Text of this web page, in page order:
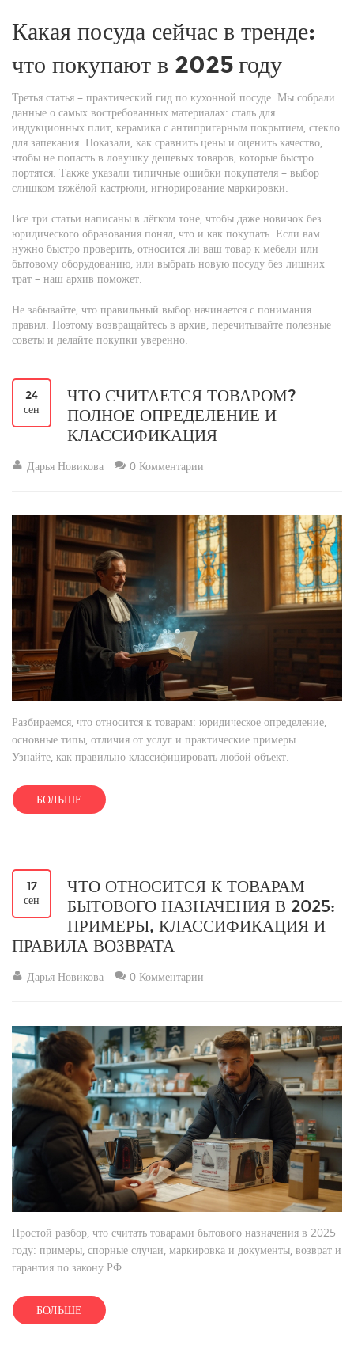
Какая посуда сейчас в тренде:
что покупают в 2025 году
Третья статья – практический гид по кухонной посуде. Мы собрали
данные о самых востребованных материалах: сталь для
индукционных плит, керамика с антипригарным покрытием, стекло
для запекания. Показали, как сравнить цены и оценить качество,
чтобы не попасть в ловушку дешевых товаров, которые быстро
портятся. Также указали типичные ошибки покупателя – выбор
слишком тяжёлой кастрюли, игнорирование маркировки.
Все три статьи написаны в лёгком тоне, чтобы даже новичок без
юридического образования понял, что и как покупать. Если вам
нужно быстро проверить, относится ли ваш товар к мебели или
бытовому оборудованию, или выбрать новую посуду без лишних
трат – наш архив поможет.
Не забывайте, что правильный выбор начинается с понимания
правил. Поэтому возвращайтесь в архив, перечитывайте полезные
советы и делайте покупки уверенно.
24
сен
ЧТО СЧИТАЕТСЯ ТОВАРОМ?
ПОЛНОЕ ОПРЕДЕЛЕНИЕ И
КЛАССИФИКАЦИЯ
Дарья Новикова 0 Комментарии
Разбираемся, что относится к товарам: юридическое определение,
основные типы, отличия от услуг и практические примеры.
Узнайте, как правильно классифицировать любой объект.
БОЛЬШЕ
17
сен
ЧТО ОТНОСИТСЯ К ТОВАРАМ
БЫТОВОГО НАЗНАЧЕНИЯ В 2025:
ПРИМЕРЫ, КЛАССИФИКАЦИЯ И
ПРАВИЛА ВОЗВРАТА
Дарья Новикова 0 Комментарии
Простой разбор, что считать товарами бытового назначения в 2025
году: примеры, спорные случаи, маркировка и документы, возврат и
гарантия по закону РФ.
БОЛЬШЕ